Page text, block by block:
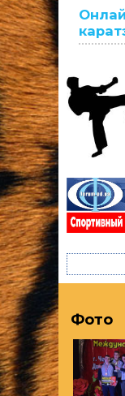
Фото